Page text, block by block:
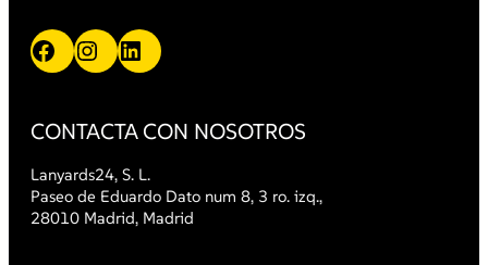
Facebook Instagram LinkedIn
CONTACTA CON NOSOTROS
Lanyards24, S. L.
Paseo de Eduardo Dato num 8, 3 ro. izq.,
28010 Madrid, Madrid